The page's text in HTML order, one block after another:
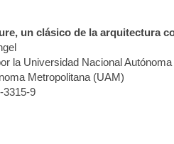
un clásico de la arquitectura
la Universidad Nacional
Metropolitana (UAM)
3315-9